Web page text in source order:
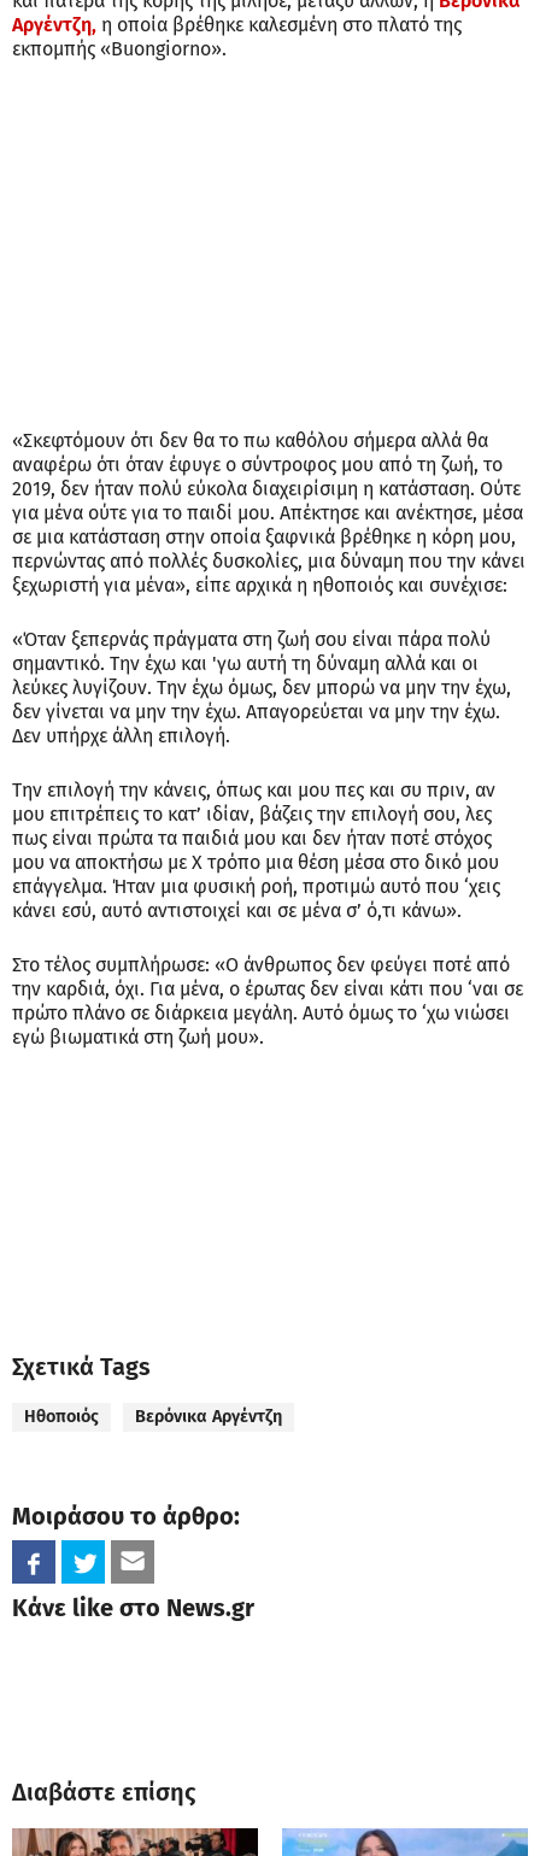
Αργέντζη, η οποία βρέθηκε καλεσμένη στο πλατό της
εκπομπής «Buongiorno».
«Σκεφτόμουν ότι δεν θα το πω καθόλου σήμερα αλλά θα
αναφέρω ότι όταν έφυγε ο σύντροφος μου από τη ζωή, το
2019, δεν ήταν πολύ εύκολα διαχειρίσιμη η κατάσταση. Ούτε
για μένα ούτε για το παιδί μου. Απέκτησε και ανέκτησε, μέσα
σε μια κατάσταση στην οποία ξαφνικά βρέθηκε η κόρη μου,
περνώντας από πολλές δυσκολίες, μια δύναμη που την κάνει
ξεχωριστή για μένα», είπε αρχικά η ηθοποιός και συνέχισε:
«Όταν ξεπερνάς πράγματα στη ζωή σου είναι πάρα πολύ
σημαντικό. Την έχω και 'γω αυτή τη δύναμη αλλά και οι
λεύκες λυγίζουν. Την έχω όμως, δεν μπορώ να μην την έχω,
δεν γίνεται να μην την έχω. Απαγορεύεται να μην την έχω.
Δεν υπήρχε άλλη επιλογή.
Την επιλογή την κάνεις, όπως και μου πες και συ πριν, αν
μου επιτρέπεις το κατ’ ιδίαν, βάζεις την επιλογή σου, λες
πως είναι πρώτα τα παιδιά μου και δεν ήταν ποτέ στόχος
μου να αποκτήσω με Χ τρόπο μια θέση μέσα στο δικό μου
επάγγελμα. Ήταν μια φυσική ροή, προτιμώ αυτό που ‘χεις
κάνει εσύ, αυτό αντιστοιχεί και σε μένα σ’ ό,τι κάνω».
Στο τέλος συμπλήρωσε: «Ο άνθρωπος δεν φεύγει ποτέ από
την καρδιά, όχι. Για μένα, ο έρωτας δεν είναι κάτι που ‘ναι σε
πρώτο πλάνο σε διάρκεια μεγάλη. Αυτό όμως το ‘χω νιώσει
εγώ βιωματικά στη ζωή μου».
Σχετικά Tags
Ηθοποιός Βερόνικα Αργέντζη
Μοιράσου το άρθρο:
Κάνε like στο News.gr
Διαβάστε επίσης